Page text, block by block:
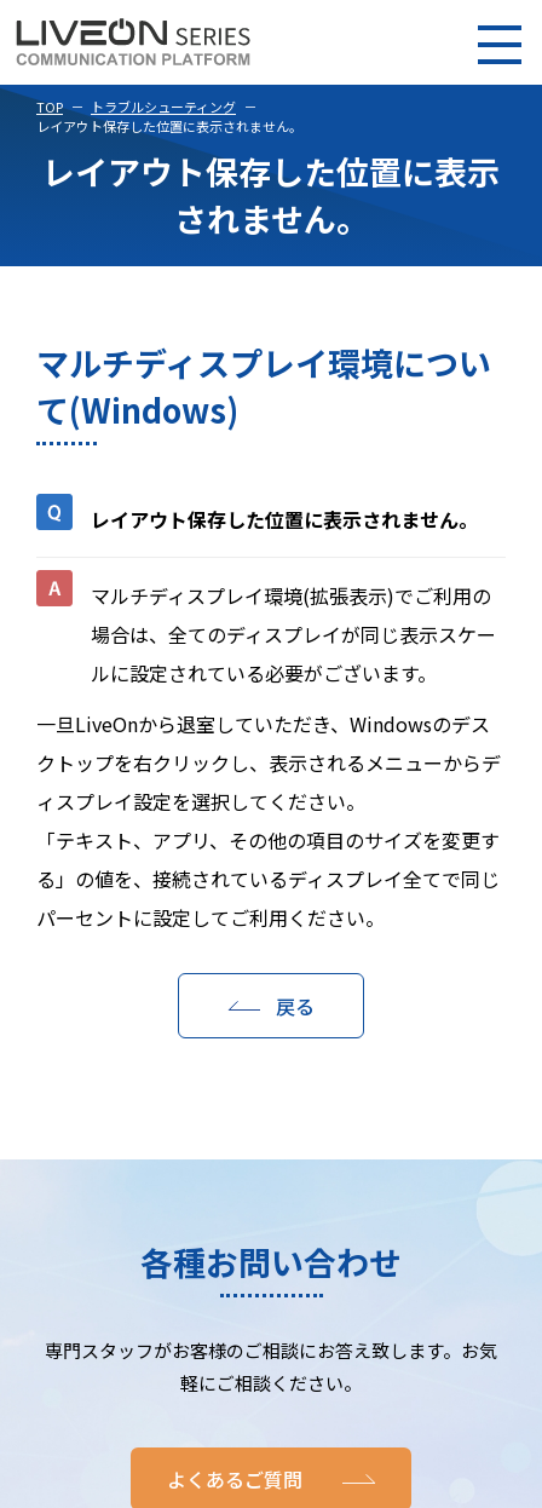
TOP
トラブルシューティング
レイアウト保存した位置に表示されません。
レイアウト保存した位置に表示
されません。
マルチディスプレイ環境につい
て(Windows)
レイアウト保存した位置に表示されません。
マルチディスプレイ環境(拡張表示)でご利用の
場合は、全てのディスプレイが同じ表示スケー
ルに設定されている必要がございます。
一旦LiveOnから退室していただき、Windowsのデス
クトップを右クリックし、表示されるメニューからデ
ィスプレイ設定を選択してください。
「テキスト、アプリ、その他の項目のサイズを変更す
る」の値を、接続されているディスプレイ全てで同じ
パーセントに設定してご利用ください。
戻る
各種お問い合わせ
専門スタッフがお客様のご相談にお答え致します。お気
軽にご相談ください。
よくあるご質問